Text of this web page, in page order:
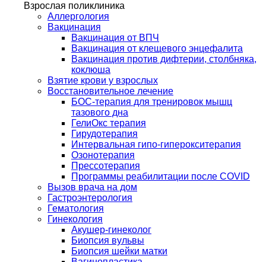
Взрослая поликлиника
Аллергология
Вакцинация
Вакцинация от ВПЧ
Вакцинация от клещевого энцефалита
Вакцинация против дифтерии, столбняка,
коклюша
Взятие крови у взрослых
Восстановительное лечение
БОС-терапия для тренировок мышц
тазового дна
ГелиОкс терапия
Гирудотерапия
Интервальная гипо-гиперокситерапия
Озонотерапия
Прессотерапия
Программы реабилитации после СOVID
Вызов врача на дом
Гастроэнтерология
Гематология
Гинекология
Акушер-гинеколог
Биопсия вульвы
Биопсия шейки матки